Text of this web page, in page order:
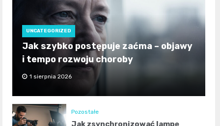
UNCATEGORIZED
Jak szybko postępuje zaćma – objawy
i tempo rozwoju choroby
1 sierpnia 2026
Pozostałe
Jak zsynchronizować lampę